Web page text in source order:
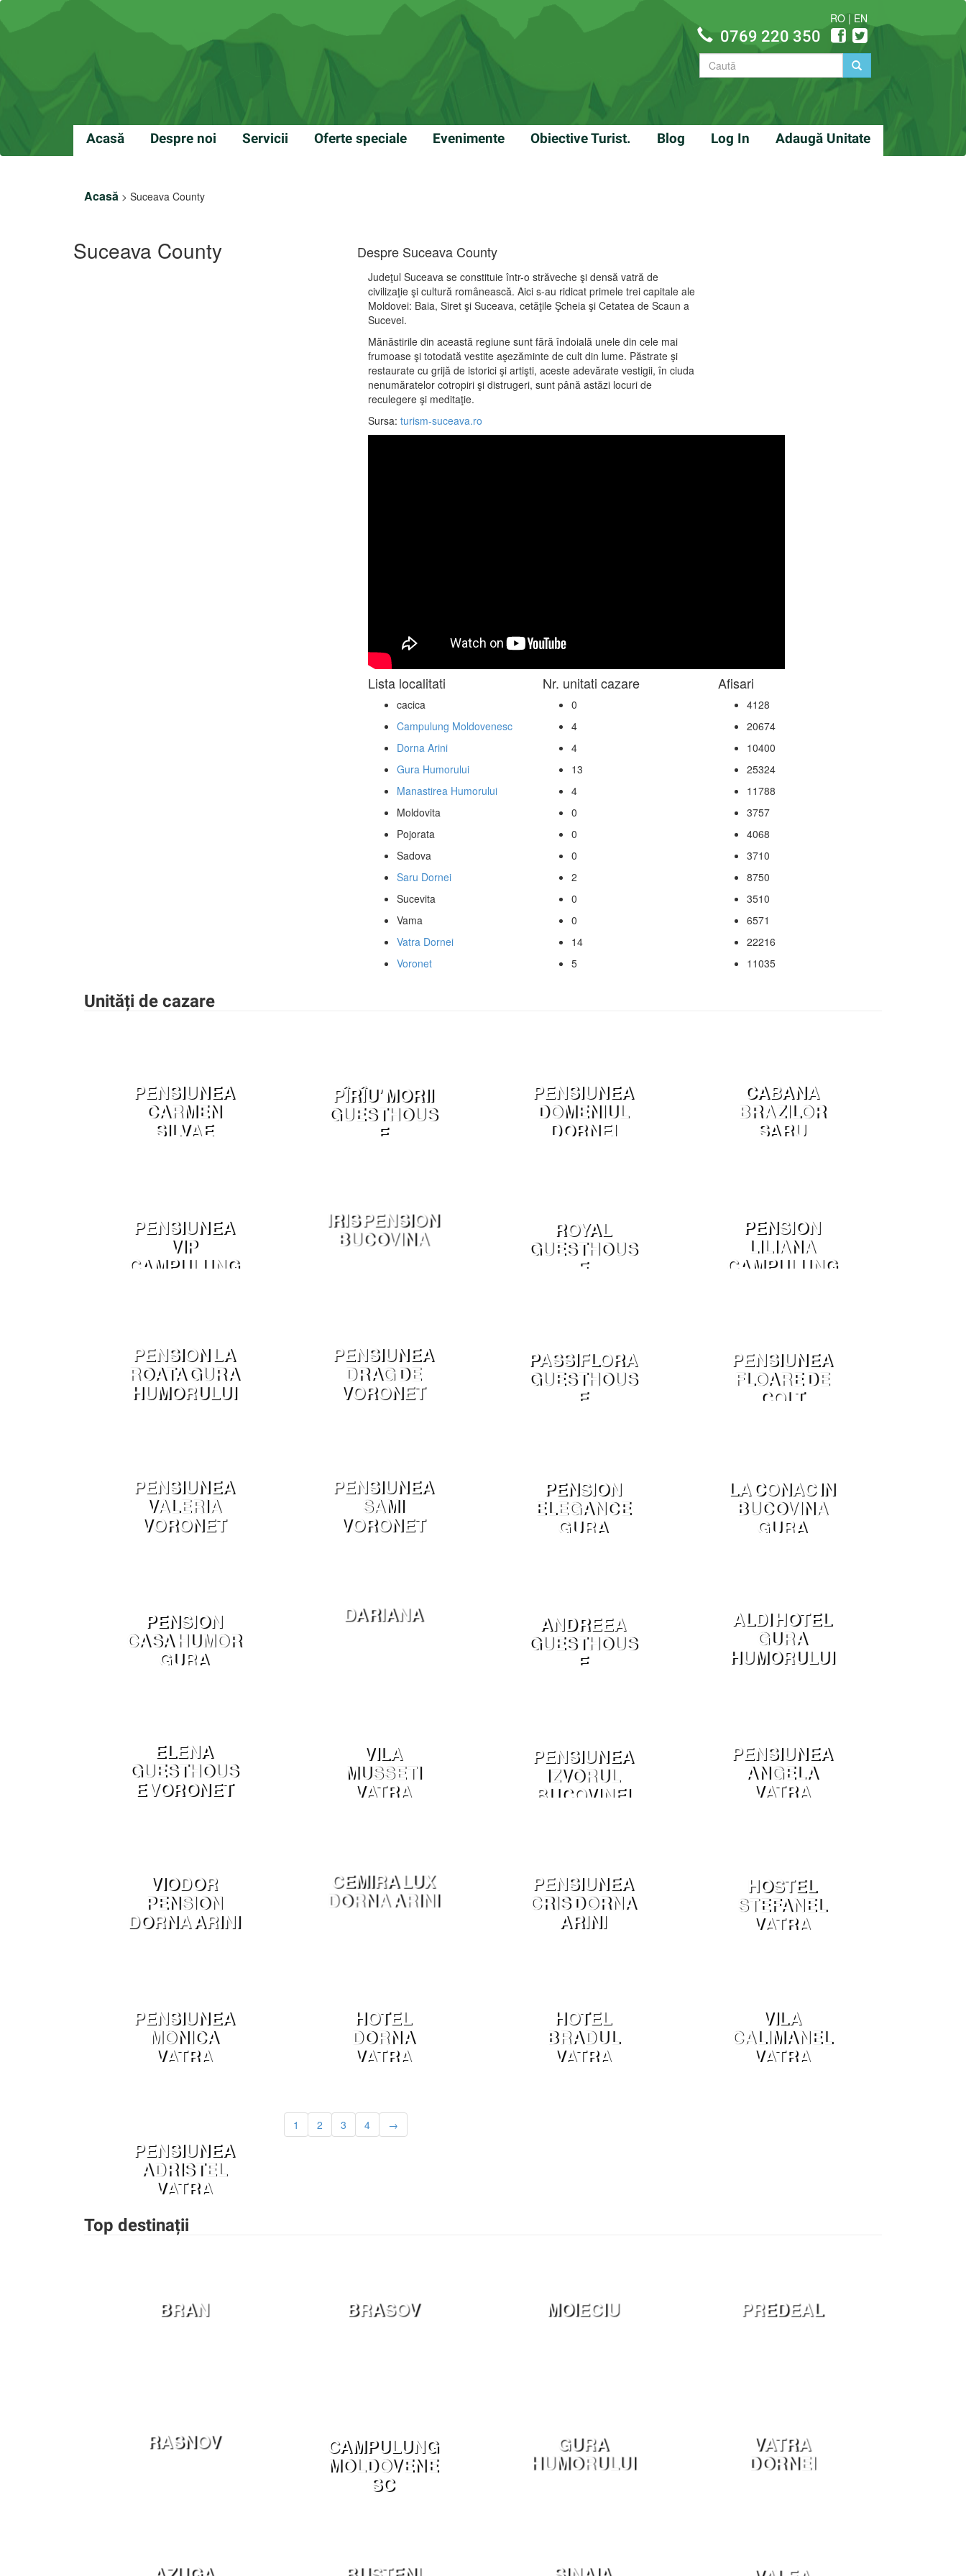
RO | EN
0769 220 350
Acasă Despre noi Servicii Oferte speciale Evenimente Obiective Turist. Blog Log In Adaugă Unitate
Acasă > Suceava County
Suceava County Despre Suceava County
Judeţul Suceava se constituie într-o străveche şi densă vatră de
civilizaţie şi cultură românească. Aici s-au ridicat primele trei capitale ale
Moldovei: Baia, Siret şi Suceava, cetăţile Şcheia şi Cetatea de Scaun a
Sucevei.
Mănăstirile din această regiune sunt fără îndoială unele din cele mai
frumoase şi totodată vestite aşezăminte de cult din lume. Păstrate şi
restaurate cu grijă de istorici şi artişti, aceste adevărate vestigii, în ciuda
nenumăratelor cotropiri şi distrugeri, sunt până astăzi locuri de
reculegere şi meditaţie.
Sursa: turism-suceava.ro
Lista localitati
cacica
Campulung Moldovenesc
Dorna Arini
Gura Humorului
Manastirea Humorului
Moldovita
Pojorata
Sadova
Saru Dornei
Sucevita
Vama
Vatra Dornei
Voronet
Nr. unitati cazare
0
4
4
13
4
0
0
0
2
0
0
14
5
Afisari
4128
20674
10400
25324
11788
3757
4068
3710
8750
3510
6571
22216
11035
Unități de cazare
PENSIUNEA
CARMEN
SILVAE
PÎRÎU' MORII
GUESTHOUS
E
PENSIUNEA
DOMENIUL
DORNEI
CABANA
BRAZILOR
SARU
PENSIUNEA
VIP
CAMPULUNG
IRIS PENSION
BUCOVINA ROYAL
GUESTHOUS
E
PENSION
LILIANA
CAMPULUNG
PENSION LA
ROATA GURA
HUMORULUI
PENSIUNEA
DRAG DE
VORONET
PASSIFLORA
GUESTHOUS
E
PENSIUNEA
FLOARE DE
COLT
PENSIUNEA
VALERIA
VORONET
PENSIUNEA
SAMI
VORONET
PENSION
ELEGANCE
GURA
LA CONAC IN
BUCOVINA
GURA
PENSION
CASA HUMOR
GURA
DARIANA ANDREEA
GUESTHOUS
E
ALDI HOTEL
GURA
HUMORULUI
ELENA
GUESTHOUS
E VORONET
VILA
MUSSETI
VATRA
PENSIUNEA
IZVORUL
BUCOVINEI
PENSIUNEA
ANGELA
VATRA
VIODOR
PENSION
DORNA ARINI
CEMIRA LUX
DORNA ARINI
PENSIUNEA
CRIS DORNA
ARINI
HOSTEL
STEFANEL
VATRA
PENSIUNEA
MONICA
VATRA
HOTEL
DORNA
VATRA
HOTEL
BRADUL
VATRA
VILA
CALIMANEL
VATRA
PENSIUNEA
ADRISTEL
VATRA
Top destinații
BRAN BRASOV MOIECIU PREDEAL
RASNOV CAMPULUNG
MOLDOVENE
SC
GURA
HUMORULUI
VATRA
DORNEI
1 2 3 4 →